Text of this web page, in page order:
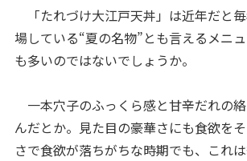
「たれづけ大江戸天丼」は近年だと
場している“夏の名物”とも言えるメニ
も多いのではないでしょうか。
一本穴子のふっくら感と甘辛だれの
んだとか。見た目の豪華さにも食欲を
さで食欲が落ちがちな時期でも、これ